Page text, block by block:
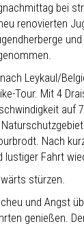
bei
renovierten
Leykaul/
Tour. Mit 4
auf
Nach
lustiger Fahrt
stürzen.
und Angst
genießen.